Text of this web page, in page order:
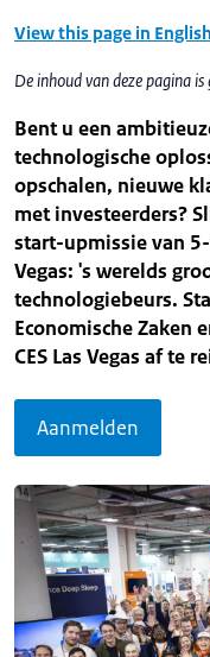
View this page in English
De inhoud van deze pagina
Bent u een
technologische
opschalen, nieuwe
met investeerders?
start-upmissie van
Vegas: 's werelds
technologiebeurs.
Economische Zaken
CES Las Vegas af te
Aanmelden